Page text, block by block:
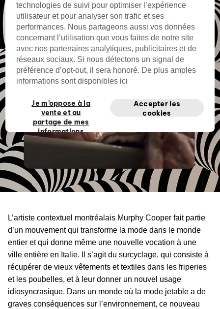
L’artiste contextuel montréalais Murphy Cooper fait partie
d’un mouvement qui transforme la mode dans le monde
entier et qui donne même une nouvelle vocation à une
ville entière en Italie. Il s’agit du surcyclage, qui consiste à
récupérer de vieux vêtements et textiles dans les friperies
et les poubelles, et à leur donner un nouvel usage
idiosyncrasique. Dans un monde où la mode jetable a de
graves conséquences sur l’environnement, ce nouveau
technologies de suivi pour optimiser l’expérience
utilisateur et pour analyser son trafic et ses
performances. Nous partageons aussi vos données
concernant l’utilisation que vous faites de notre site
avec nos partenaires analytiques, publicitaires et de
réseaux sociaux. Si nous détectons un signal de
préférence d’opt-out, il sera honoré. De plus amples
informations sont disponibles ici
Je m’oppose à la
vente et au
partage de mes
informations
personnelles
Accepter les
cookies